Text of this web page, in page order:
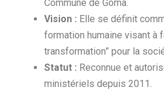
Commune de Goma.
Vision : Elle se définit
formation humaine visant à
transformation” pour la
Statut : Reconnue et
ministériels depuis 2011.